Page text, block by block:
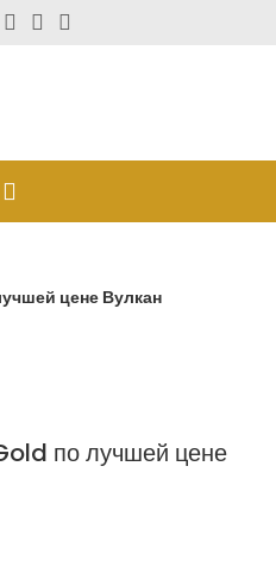
цене Вулкан
по лучшей цене